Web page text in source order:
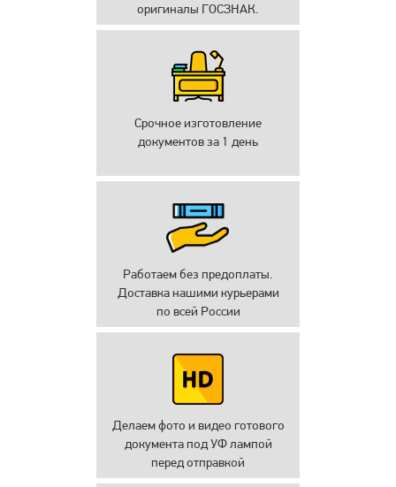
оригиналы ГОСЗНАК.
Срочное изготовление
документов за 1 день
Работаем без предоплаты.
Доставка нашими курьерами
по всей России
Делаем фото и видео готового
документа под УФ лампой
перед отправкой